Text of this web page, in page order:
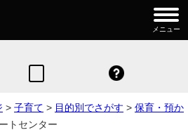
メニュー
> 子育て > 目的別でさがす > 保育・預か
トセンター